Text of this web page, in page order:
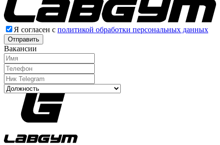
Я согласен с политикой обработки персональных данных
Отправить
Вакансии